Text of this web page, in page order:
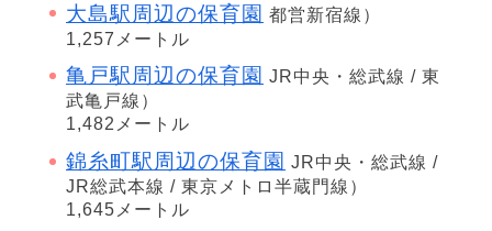
大島駅周辺の保育園 都営新宿線）
1,257メートル
亀戸駅周辺の保育園 JR中央・総武線 / 東
武亀戸線）
1,482メートル
錦糸町駅周辺の保育園 JR中央・総武線 /
JR総武本線 / 東京メトロ半蔵門線）
1,645メートル